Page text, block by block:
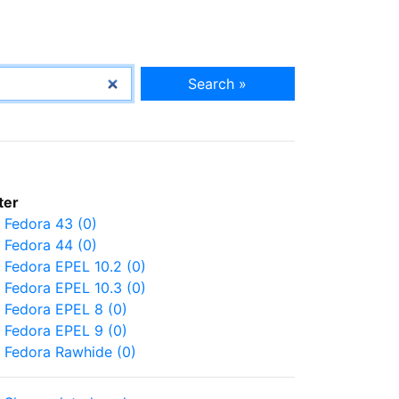
Search »
Fedora 43 (0)
Fedora 44 (0)
Fedora EPEL 10.2 (0)
Fedora EPEL 10.3 (0)
Fedora EPEL 8 (0)
Fedora EPEL 9 (0)
Fedora Rawhide (0)